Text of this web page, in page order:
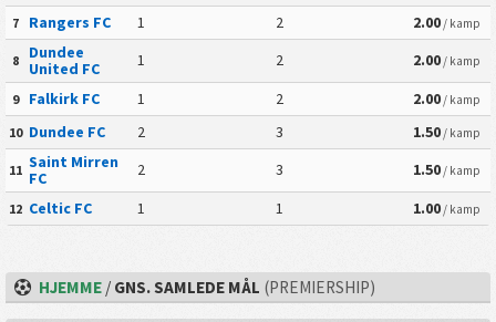
7 Rangers FC 1 2 2.00/ kamp
8
Dundee
United FC
1 2 2.00/ kamp
9 Falkirk FC 1 2 2.00/ kamp
10 Dundee FC 2 3 1.50/ kamp
11 Saint Mirren
FC
2 3 1.50/ kamp
12 Celtic FC 1 1 1.00/ kamp
HJEMME /GNS. SAMLEDE MÅL (PREMIERSHIP)